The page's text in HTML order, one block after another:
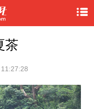
茶